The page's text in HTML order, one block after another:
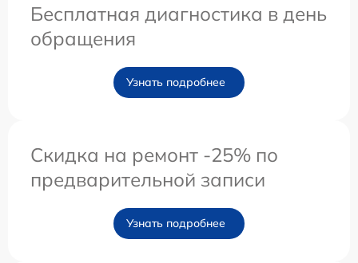
Бесплатная диагностика в день
обращения
Узнать подробнее
Скидка на ремонт -25% по
предварительной записи
Узнать подробнее